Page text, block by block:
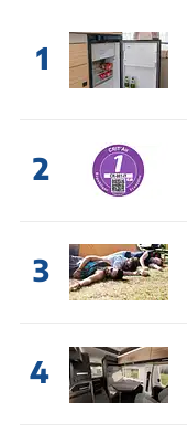
1
2
3
4